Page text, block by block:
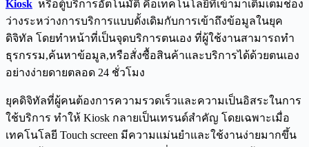
Kiosk หรือตู้บริการอัตโนมัติ คือเทคโนโลยีที่เข้ามาเติมเต็มช่อง
ว่างระหว่างการบริการแบบดั้งเดิมกับการเข้าถึงข้อมูลในยุค
ดิจิทัล โดยทำหน้าที่เป็นจุดบริการตนเอง ที่ผู้ใช้งานสามารถทำ
ธุรกรรม,ค้นหาข้อมูล,หรือสั่งซื้อสินค้าและบริการได้ด้วยตนเอง
อย่างง่ายดายตลอด 24 ชั่วโมง
ยุคดิจิทัลที่ผู้คนต้องการความรวดเร็วและความเป็นอิสระในการ
ใช้บริการ ทำให้ Kiosk กลายเป็นเทรนด์สำคัญ โดยเฉพาะเมื่อ
เทคโนโลยี Touch screen มีความแม่นยำและใช้งานง่ายมากขึ้น